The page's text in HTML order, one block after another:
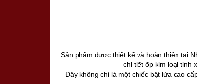
Sản phẩm được thiết kế và hoàn thiện tại
chi tiết ốp kim loại tinh
Đây không chỉ là một chiếc bật lửa cao